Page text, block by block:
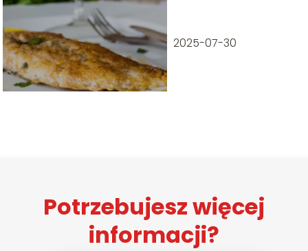
2025-07-30
Potrzebujesz więcej
informacji?